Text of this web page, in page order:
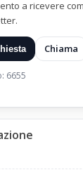
a ricevere
Chiama
6655